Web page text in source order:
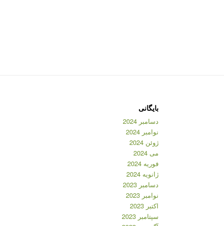
بایگانی
دسامبر 2024
نوامبر 2024
ژوئن 2024
می 2024
فوریه 2024
ژانویه 2024
دسامبر 2023
نوامبر 2023
اکتبر 2023
سپتامبر 2023